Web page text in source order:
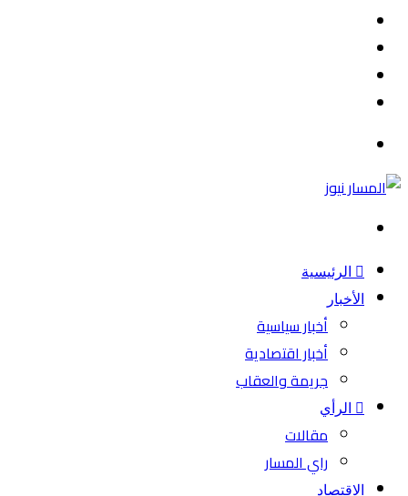
الرئيسية
الأخبار
أخبار سياسية
أخبار اقتصادية
جريمة والعقاب
الرأي
مقالات
راي المسار
الاقتصاد